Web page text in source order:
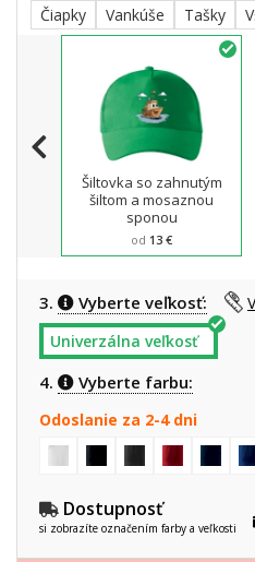
Čiapky Vankúše Tašky
Šiltovka so zahnutým
šiltom a mosaznou
sponou
od 13 €
3. Vyberte veľkosť:
Univerzálna veľkosť
4. Vyberte farbu:
Odoslanie za 2-4 dni
Dostupnosť
si zobrazíte označením farby a veľkosti